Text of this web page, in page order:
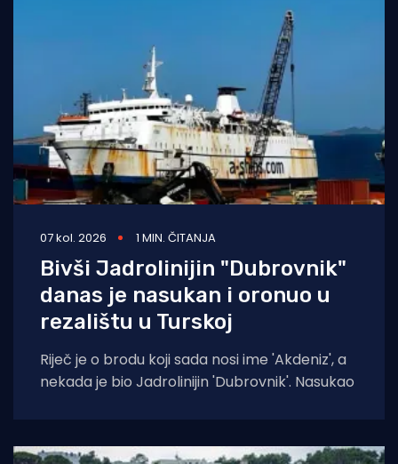
07 kol. 2026 1 MIN. ČITANJA
Bivši Jadrolinijin "Dubrovnik"
danas je nasukan i oronuo u
rezalištu u Turskoj
Riječ je o brodu koji sada nosi ime 'Akdeniz', a
nekada je bio Jadrolinijin 'Dubrovnik'. Nasukao